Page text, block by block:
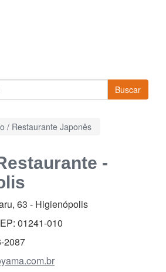
Buscar
/ Restaurante Japonês
-
63 - Higienópolis
01241-010
2087